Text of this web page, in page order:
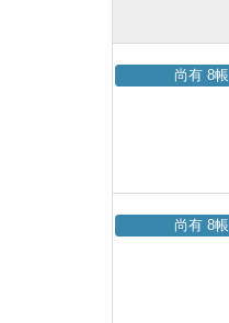
尚有 8帳
尚有 8帳